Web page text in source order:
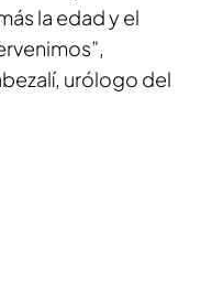
la edad y el
urólogo del